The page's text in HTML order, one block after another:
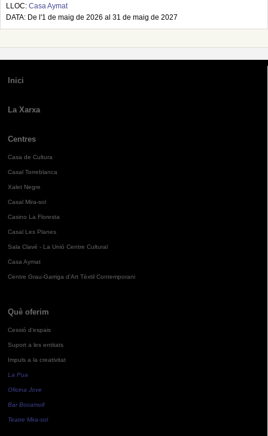
LLOC: Casa Aymat
DATA: De l'1 de maig de 2026 al 31 de maig de 2027
Inici
La Xarxa
Centres
Casa de Cultura
Casal Torreblanca
Xalet Negre
Casal Mira-sol
Casino La Floresta
Casal Les Planes
Sala Clavé - La Unió Centre Cultural
Casa Aymat
Centre Grau-Garriga d'Art Tèxtil Contemporani
Què oferim
Cessió d'espais
Suport a les entitats
Impuls a la creativitat
La Pua
Oficina Jove
Bar Bocamoll
Teatre Mira-sol